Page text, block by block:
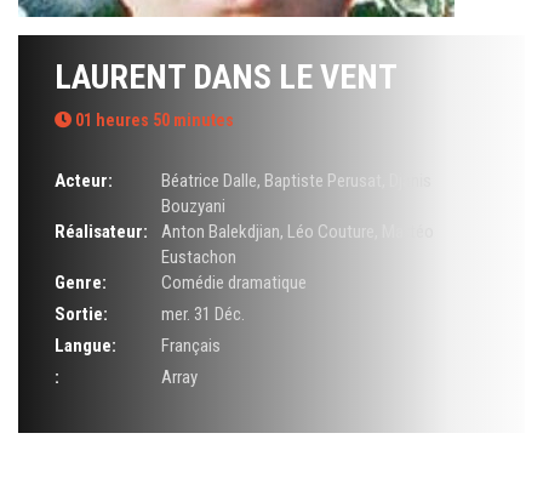
LAURENT DANS LE VENT
01 heures 50 minutes
Acteur: Béatrice Dalle, Baptiste Perusat
Bouzyani
Réalisateur:
Anton Balekdjian, Léo Couture
Eustachon
Genre:
Comédie dramatique
Sortie:
mer. 31 Déc.
Langue:
Français
:
Array